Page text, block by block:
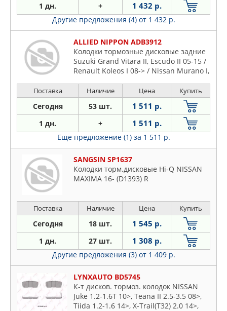
1 дн. + 1 432 р.
Другие предложения (4) от 1 432 р.
ALLIED NIPPON ADB3912
Колодки тормозные дисковые задние
Suzuki Grand Vitara II, Escudo II 05-15 /
Renault Koleos I 08-> / Nissan Murano I,
T31, T32) 13-> /
Поставка Наличие Цена Купить
Сегодня 53 шт. 1 511 р.
1 дн. + 1 511 р.
Еще предложение (1) за 1 511 р.
SANGSIN SP1637
Колодки торм.дисковые Hi-Q NISSAN
MAXIMA 16- (D1393) R
Поставка Наличие Цена Купить
Сегодня 18 шт. 1 545 р.
1 дн. 27 шт. 1 308 р.
Другие предложения (3) от 1 409 р.
LYNXAUTO BD5745
К-т дисков. тормоз. колодок NISSAN
Juke 1.2-1.6T 10>, Teana II 2.5-3.5 08>,
Tiida 1.2-1.6 14>, X-Trail(T32) 2.0 14>,